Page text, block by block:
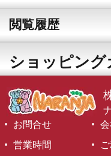
閲覧履歴
ショッピング
お問合せ
営業時間